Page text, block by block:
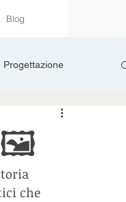
Blog
Progettazione
🖼️
che